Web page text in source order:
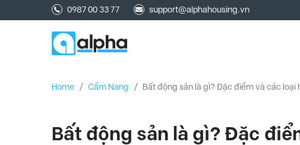
0987 00 33 77 support@alphahousing.vn
Home / Cẩm Nang / Bất động sản là gì? Đặc điểm và các loại
Bất động sản là gì? Đặc